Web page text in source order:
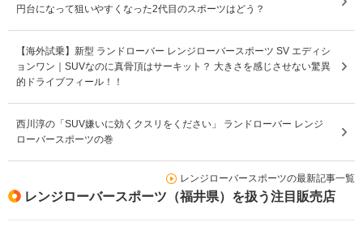
円台になって狙いやすくなった2代目のスポーツはどう？
【海外試乗】新型 ランドローバー レンジローバースポーツ SV エディシ
ョンワン｜SUVなのに真骨頂はサーキット？ 大きさを感じさせない驚異
的ドライブフィール！！
西川淳の「SUV嫌いに効くクスリをください」 ランドローバー レンジ
ローバースポーツの巻
レンジローバースポーツの最新記事一覧
レンジローバースポーツ（福井県）を扱う注目販売店